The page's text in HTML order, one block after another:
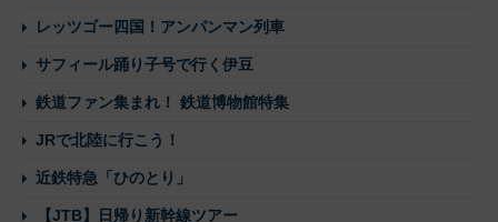
レッツゴー四国！アンパンマン列車
サフィール踊り子号で行く伊豆
鉄道ファン集まれ！ 鉄道博物館特集
JRで北陸に行こう！
近鉄特急「ひのとり」
【JTB】日帰り新幹線ツアー